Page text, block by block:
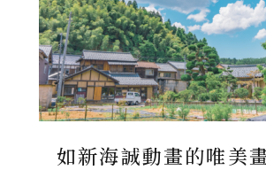
如新海誠動畫的唯美